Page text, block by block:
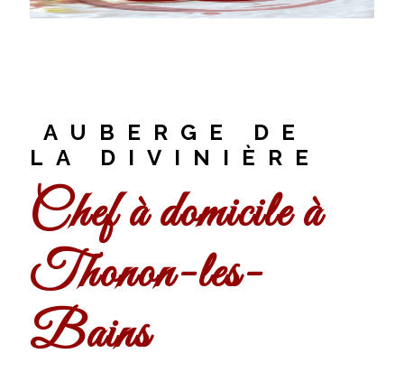
AUBERGE DE
LA DIVINIÈRE
Chef à domicile à
Thonon-les-
Bains